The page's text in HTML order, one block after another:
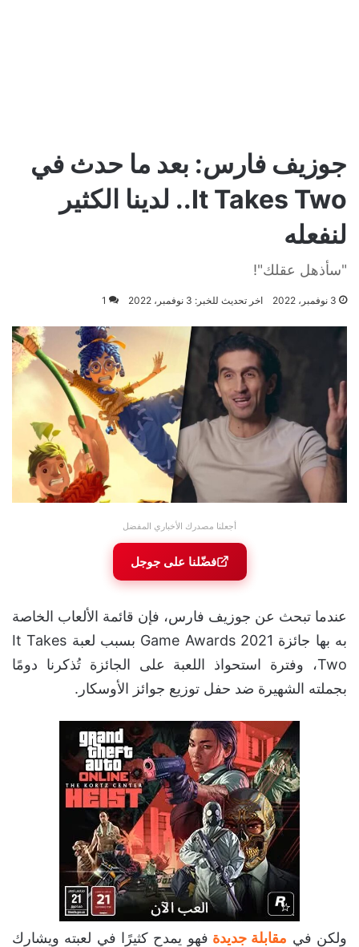
جوزيف فارس: بعد ما حدث في
It Takes Two.. لدينا الكثير
لنفعله
"سأذهل عقلك"!
3 نوفمبر، 2022 اخر تحديث للخبر: 3 نوفمبر، 2022 1
أجعلنا مصدرك الأخباري المفضل
فضّلنا على جوجل
عندما تبحث عن جوزيف فارس، فإن قائمة الألعاب الخاصة
به بها جائزة Game Awards 2021 بسبب لعبة It Takes
Two، وفترة استحواذ اللعبة على الجائزة تُذكرنا دومًا
بجملته الشهيرة ضد حفل توزيع جوائز الأوسكار.
ولكن في مقابلة جديدة فهو يمدح كثيرًا في لعبته ويشارك